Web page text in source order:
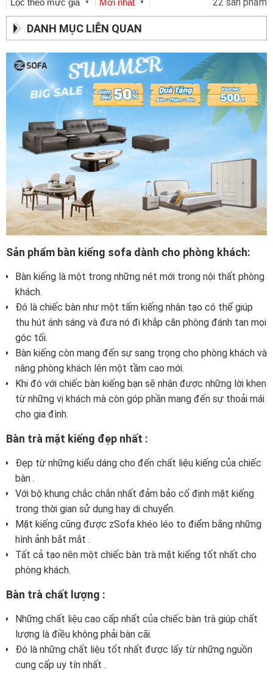
▼ ▼
DANH MỤC LIÊN QUAN
Sản phẩm bàn kiếng sofa dành cho phòng khách:
Bàn kiếng là một trong những nét mới trong nội thất phòng
khách.
Đó là chiếc bàn như một tấm kiếng nhân tạo có thể giúp
thu hút ánh sáng và đưa nó đi khắp căn phòng đánh tan mọi
góc tối.
Bàn kiếng còn mang đến sự sang trọng cho phòng khách và
nâng phòng khách lên một tầm cao mới.
Khi đó với chiếc bàn kiếng bạn sẽ nhận được những lời khen
từ những vị khách mà còn góp phần mang đến sự thoải mái
cho gia đình.
Bàn trà mặt kiếng đẹp nhất :
Đẹp từ những kiểu dáng cho đến chất liệu kiếng của chiếc
bàn .
Với bộ khung chắc chắn nhất đảm bảo cố định mặt kiếng
trong thời gian sử dụng hay di chuyển.
Mặt kiếng cũng được zSofa khéo léo to điểm bằng những
hình ảnh bắt mắt .
Tất cả tạo nên một chiếc bàn trà mặt kiếng tốt nhất cho
phòng khách.
Bàn trà chất lượng :
Những chất liệu cao cấp nhất của chiếc bàn trà giúp chất
lượng là điều không phải bàn cãi.
Đó là những chất liệu tốt nhất được lấy từ những nguồn
cung cấp uy tín nhất .